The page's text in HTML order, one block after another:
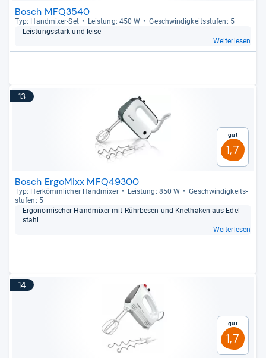
Bosch MFQ3540
Typ: Hand­mi­xer-​Set Leis­tung: 450 W
Geschwin­dig­keits­stu­fen: 5
Leis­tungs­stark und leise
Weiterlesen
13
Gut
1,7
Bosch ErgoMixx MFQ49300
Typ: Her­kömm­li­cher Hand­mi­xer Leis­tung: 850 W
Geschwin­dig­keits­
stu­fen: 5
Ergo­no­mi­scher Hand­mi­xer mit Rühr­be­sen und Knet­ha­ken aus Edel­
stahl
Weiterlesen
14
Gut
1,7